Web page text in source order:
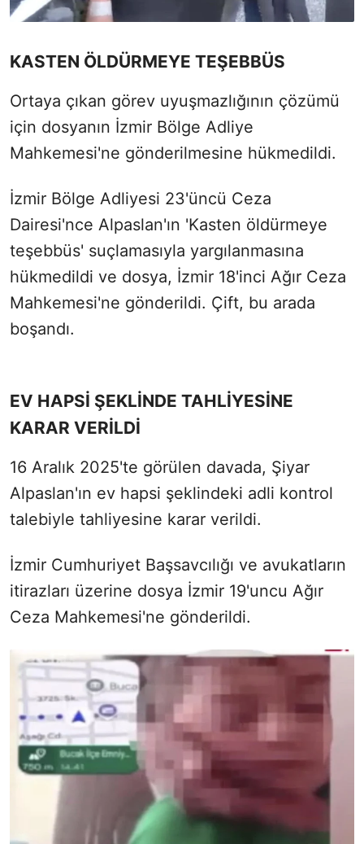
KASTEN ÖLDÜRMEYE TEŞEBBÜS
Ortaya çıkan görev uyuşmazlığının çözümü
için dosyanın İzmir Bölge Adliye
Mahkemesi'ne gönderilmesine hükmedildi.
İzmir Bölge Adliyesi 23'üncü Ceza
Dairesi'nce Alpaslan'ın 'Kasten öldürmeye
teşebbüs' suçlamasıyla yargılanmasına
hükmedildi ve dosya, İzmir 18'inci Ağır Ceza
Mahkemesi'ne gönderildi. Çift, bu arada
boşandı.
EV HAPSİ ŞEKLİNDE TAHLİYESİNE
KARAR VERİLDİ
16 Aralık 2025'te görülen davada, Şiyar
Alpaslan'ın ev hapsi şeklindeki adli kontrol
talebiyle tahliyesine karar verildi.
İzmir Cumhuriyet Başsavcılığı ve avukatların
itirazları üzerine dosya İzmir 19'uncu Ağır
Ceza Mahkemesi'ne gönderildi.